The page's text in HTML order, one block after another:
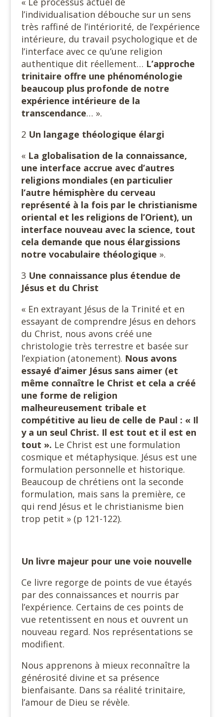
l’individualisation débouche sur un sens
très raffiné de l’intériorité, de l’expérience
intérieure, du travail psychologique et de
l’interface avec ce qu’une religion
authentique dit réellement… L’approche
trinitaire offre une phénoménologie
beaucoup plus profonde de notre
expérience intérieure de la
transcendance… ».
2 Un langage théologique élargi
« La globalisation de la connaissance,
une interface accrue avec d’autres
religions mondiales (en particulier
l’autre hémisphère du cerveau
représenté à la fois par le christianisme
oriental et les religions de l’Orient), un
interface nouveau avec la science, tout
cela demande que nous élargissions
notre vocabulaire théologique ».
3 Une connaissance plus étendue de
Jésus et du Christ
« En extrayant Jésus de la Trinité et en
essayant de comprendre Jésus en dehors
du Christ, nous avons créé une
christologie très terrestre et basée sur
l’expiation (atonement). Nous avons
essayé d’aimer Jésus sans aimer (et
même connaître le Christ et cela a créé
une forme de religion
malheureusement tribale et
compétitive au lieu de celle de Paul : « Il
y a un seul Christ. Il est tout et il est en
tout ». Le Christ est une formulation
cosmique et métaphysique. Jésus est une
formulation personnelle et historique.
Beaucoup de chrétiens ont la seconde
formulation, mais sans la première, ce
qui rend Jésus et le christianisme bien
trop petit » (p 121-122).
Un livre majeur pour une voie nouvelle
Ce livre regorge de points de vue étayés
par des connaissances et nourris par
l’expérience. Certains de ces points de
vue retentissent en nous et ouvrent un
nouveau regard. Nos représentations se
modifient.
Nous apprenons à mieux reconnaître la
générosité divine et sa présence
bienfaisante. Dans sa réalité trinitaire,
l’amour de Dieu se révèle.